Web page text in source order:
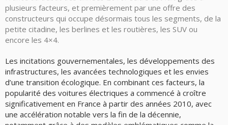
plusieurs facteurs, et premièrement par une offre des
constructeurs qui occupe désormais tous les segments, de la
petite citadine, les berlines et les routières, les SUV ou
encore les 4×4.
Les incitations gouvernementales, les développements des
infrastructures, les avancées technologiques et les envies
d’une transition écologique. En combinant ces facteurs, la
popularité des voitures électriques a commencé à croître
significativement en France à partir des années 2010, avec
une accélération notable vers la fin de la décennie,